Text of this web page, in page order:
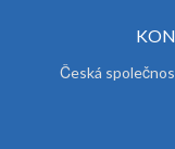
Česká